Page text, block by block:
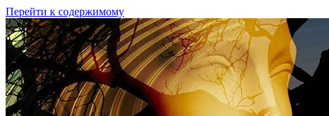
Перейти к содержимому